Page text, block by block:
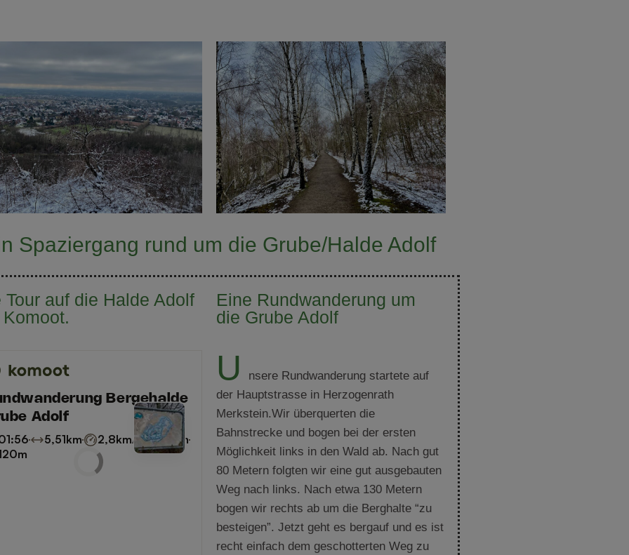
Spaziergang rund um die Grube/Halde Adolf
Tour auf die Halde Adolf
Eine Rundwanderung um
die Grube Adolf
U
nsere Rundwanderung startete auf
der Hauptstrasse in Herzogenrath
Merkstein.Wir überquerten die
Bahnstrecke und bogen bei der ersten
Möglichkeit links in den Wald ab. Nach gut
80 Metern folgten wir eine gut ausgebauten
Weg nach links. Nach etwa 130 Metern
bogen wir rechts ab um die Berghalte “zu
besteigen”. Jetzt geht es bergauf und es ist
recht einfach dem geschotterten Weg zu